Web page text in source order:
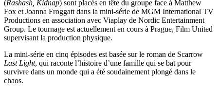
(Rashash, Kidnap) sont placés en tête du groupe face à Matthew
Fox et Joanna Froggatt dans la mini-série de MGM International TV
Productions en association avec Viaplay de Nordic Entertainment
Group. Le tournage est actuellement en cours à Prague, Film United
supervisant la production physique.
La mini-série en cinq épisodes est basée sur le roman de Scarrow
Last Light, qui raconte l’histoire d’une famille qui se bat pour
survivre dans un monde qui a été soudainement plongé dans le
chaos.